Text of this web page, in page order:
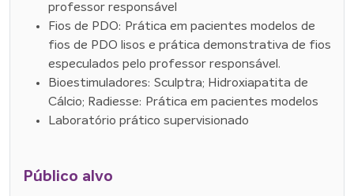
professor responsável
Fios de PDO: Prática em pacientes modelos de
fios de PDO lisos e prática demonstrativa de fios
especulados pelo professor responsável.
Bioestimuladores: Sculptra; Hidroxiapatita de
Cálcio; Radiesse: Prática em pacientes modelos
Laboratório prático supervisionado
Público alvo